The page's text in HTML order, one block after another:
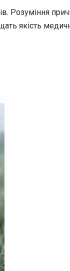
Розуміння
якість